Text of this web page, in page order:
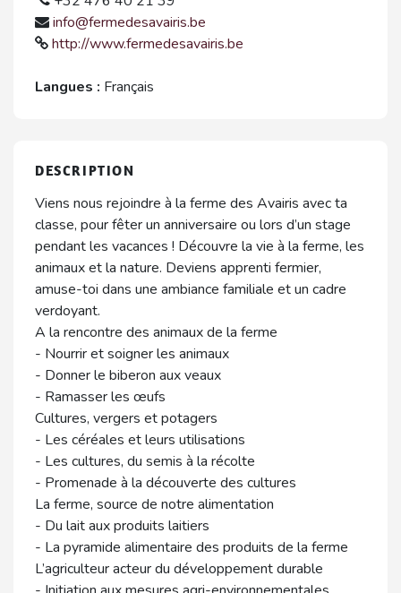
info@fermedesavairis.be
http://www.fermedesavairis.be
Langues : Français
DESCRIPTION
Viens nous rejoindre à la ferme des Avairis avec ta
classe, pour fêter un anniversaire ou lors d’un stage
pendant les vacances ! Découvre la vie à la ferme, les
animaux et la nature. Deviens apprenti fermier,
amuse-toi dans une ambiance familiale et un cadre
verdoyant.
A la rencontre des animaux de la ferme
- Nourrir et soigner les animaux
- Donner le biberon aux veaux
- Ramasser les œufs
Cultures, vergers et potagers
- Les céréales et leurs utilisations
- Les cultures, du semis à la récolte
- Promenade à la découverte des cultures
La ferme, source de notre alimentation
- Du lait aux produits laitiers
- La pyramide alimentaire des produits de la ferme
L’agriculteur acteur du développement durable